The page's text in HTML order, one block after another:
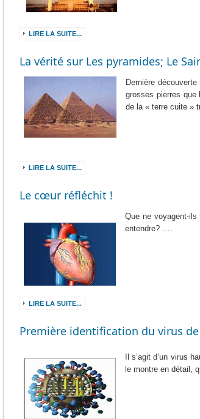
LIRE LA SUITE...
La vérité sur Les pyramides; Le
Dernière
grosses pierres que
de la « terre cuite »
LIRE LA SUITE...
Le cœur réfléchit !
Que ne voyagent-
entendre? ….
LIRE LA SUITE...
Première identification du virus
Il s’agit d’un virus
le montre en détail,